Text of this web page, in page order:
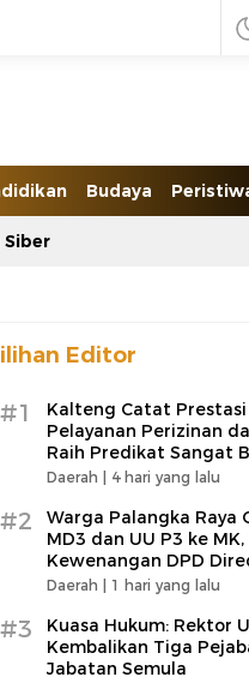
Budaya
Siber
Editor
#1
Kalteng Catat Prestasi
Pelayanan Perizinan
Raih Predikat Sangat
Daerah | 4 hari yang lalu
#2
Warga Palangka Raya
MD3 dan UU P3 ke
Kewenangan DPD
Daerah | 1 hari yang lalu
#3
Kuasa Hukum: Rektor
Kembalikan Tiga
Jabatan Semula